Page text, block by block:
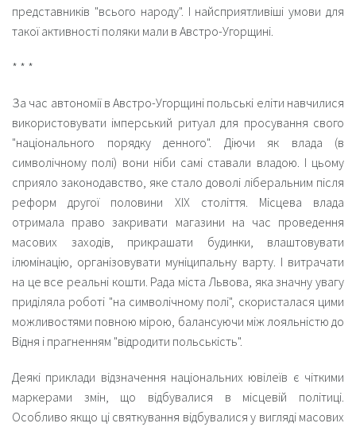
представників "всього народу". І найсприятливіші умови для
такої активності поляки мали в Австро-Угорщині.
* * *
За час автономії в Австро-Угорщині польські еліти навчилися
використовувати імперський ритуал для просування свого
"національного порядку денного". Діючи як влада (в
символічному полі) вони ніби самі ставали владою. І цьому
сприяло законодавство, яке стало доволі ліберальним після
реформ другої половини ХІХ століття. Місцева влада
отримала право закривати магазини на час проведення
масових заходів, прикрашати будинки, влаштовувати
ілюмінацію, організовувати муніципальну варту. І витрачати
на це все реальні кошти. Рада міста Львова, яка значну увагу
приділяла роботі "на символічному полі", скористалася цими
можливостями повною мірою, балансуючи між лояльністю до
Відня і прагненням "відродити польськість".
Деякі приклади відзначення національних ювілеїв є чіткими
маркерами змін, що відбувалися в місцевій політиці.
Особливо якщо ці святкування відбувалися у вигляді масових